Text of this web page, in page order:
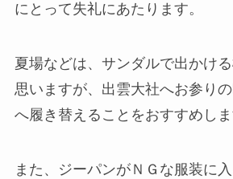
にとって失礼にあたります。
夏場などは、サンダルで出かけ
思いますが、出雲大社へお参り
へ履き替えることをおすすめしま
また、ジーパンがＮＧな服装に